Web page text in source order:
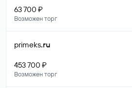
63 700 ₽
Возможен торг
primeks.ru
453 700 ₽
Возможен торг